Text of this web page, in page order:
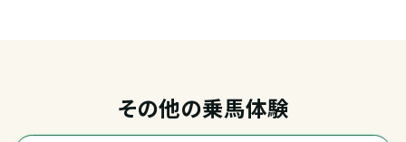
その他の乗馬体験